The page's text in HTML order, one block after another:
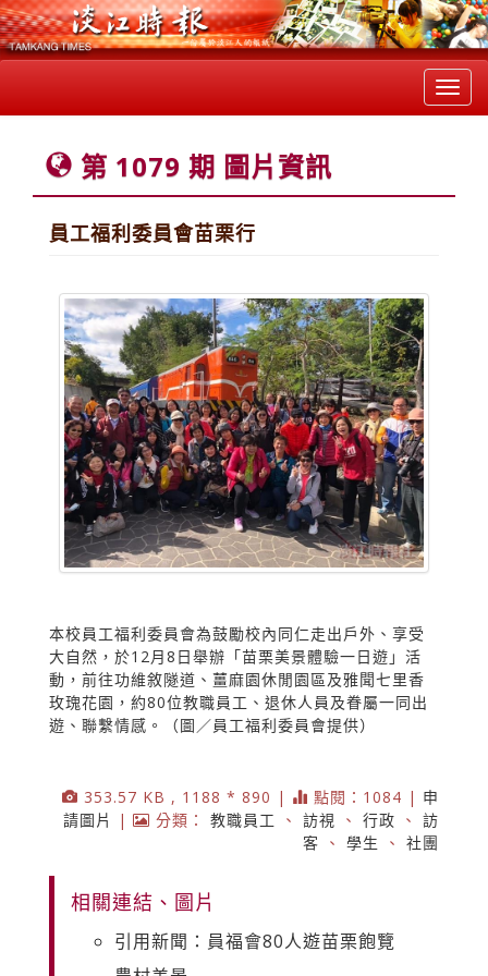
第 1079 期 圖片資訊
員工福利委員會苗栗行
本校員工福利委員會為鼓勵校內同仁走出戶外、享受
大自然，於12月8日舉辦「苗栗美景體驗一日遊」活
動，前往功維敘隧道、薑麻園休閒園區及雅聞七里香
玫瑰花園，約80位教職員工、退休人員及眷屬一同出
遊、聯繫情感。（圖／員工福利委員會提供）
353.57 KB , 1188 * 890 | 點閱：1084 | 申
請圖片
| 分類： 教職員工 、 訪視 、 行政 、 訪
客 、 學生 、 社團
相關連結、圖片
引用新聞：員福會80人遊苗栗飽覽